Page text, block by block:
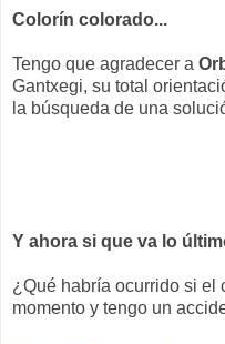
Colorín colorado...
Tengo que agradecer a
Gantxegi, su total
la búsqueda de una
Y ahora si que va lo
¿Qué habría ocurrido si el
momento y tengo un